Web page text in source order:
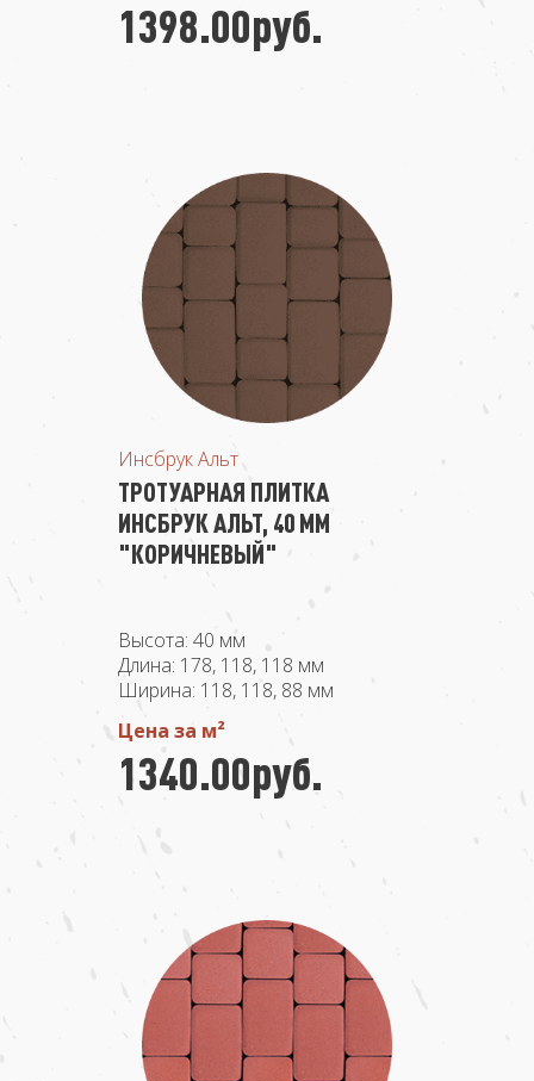
1398.00руб.
Инсбрук Альт
ТРОТУАРНАЯ ПЛИТКА
ИНСБРУК АЛЬТ, 40 ММ
"КОРИЧНЕВЫЙ"
Высота: 40 мм
Длина: 178, 118, 118 мм
Ширина: 118, 118, 88 мм
Цена за м²
1340.00руб.